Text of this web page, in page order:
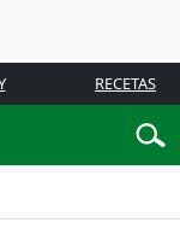
RECETAS